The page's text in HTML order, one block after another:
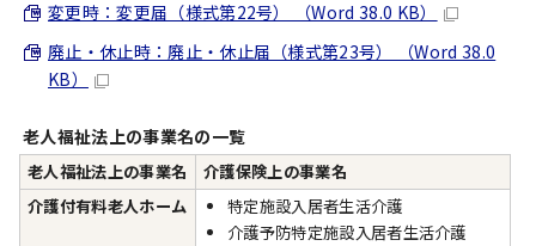
変更時：変更届（様式第22号） （Word 38.0 KB）
廃止・休止時：廃止・休止届（様式第23号） （Word 38.0
KB）
老人福祉法上の事業名の一覧
老人福祉法上の事業名
介護保険上の事業名
介護付有料老人ホーム
特定施設入居者生活介護
介護予防特定施設入居者生活介護